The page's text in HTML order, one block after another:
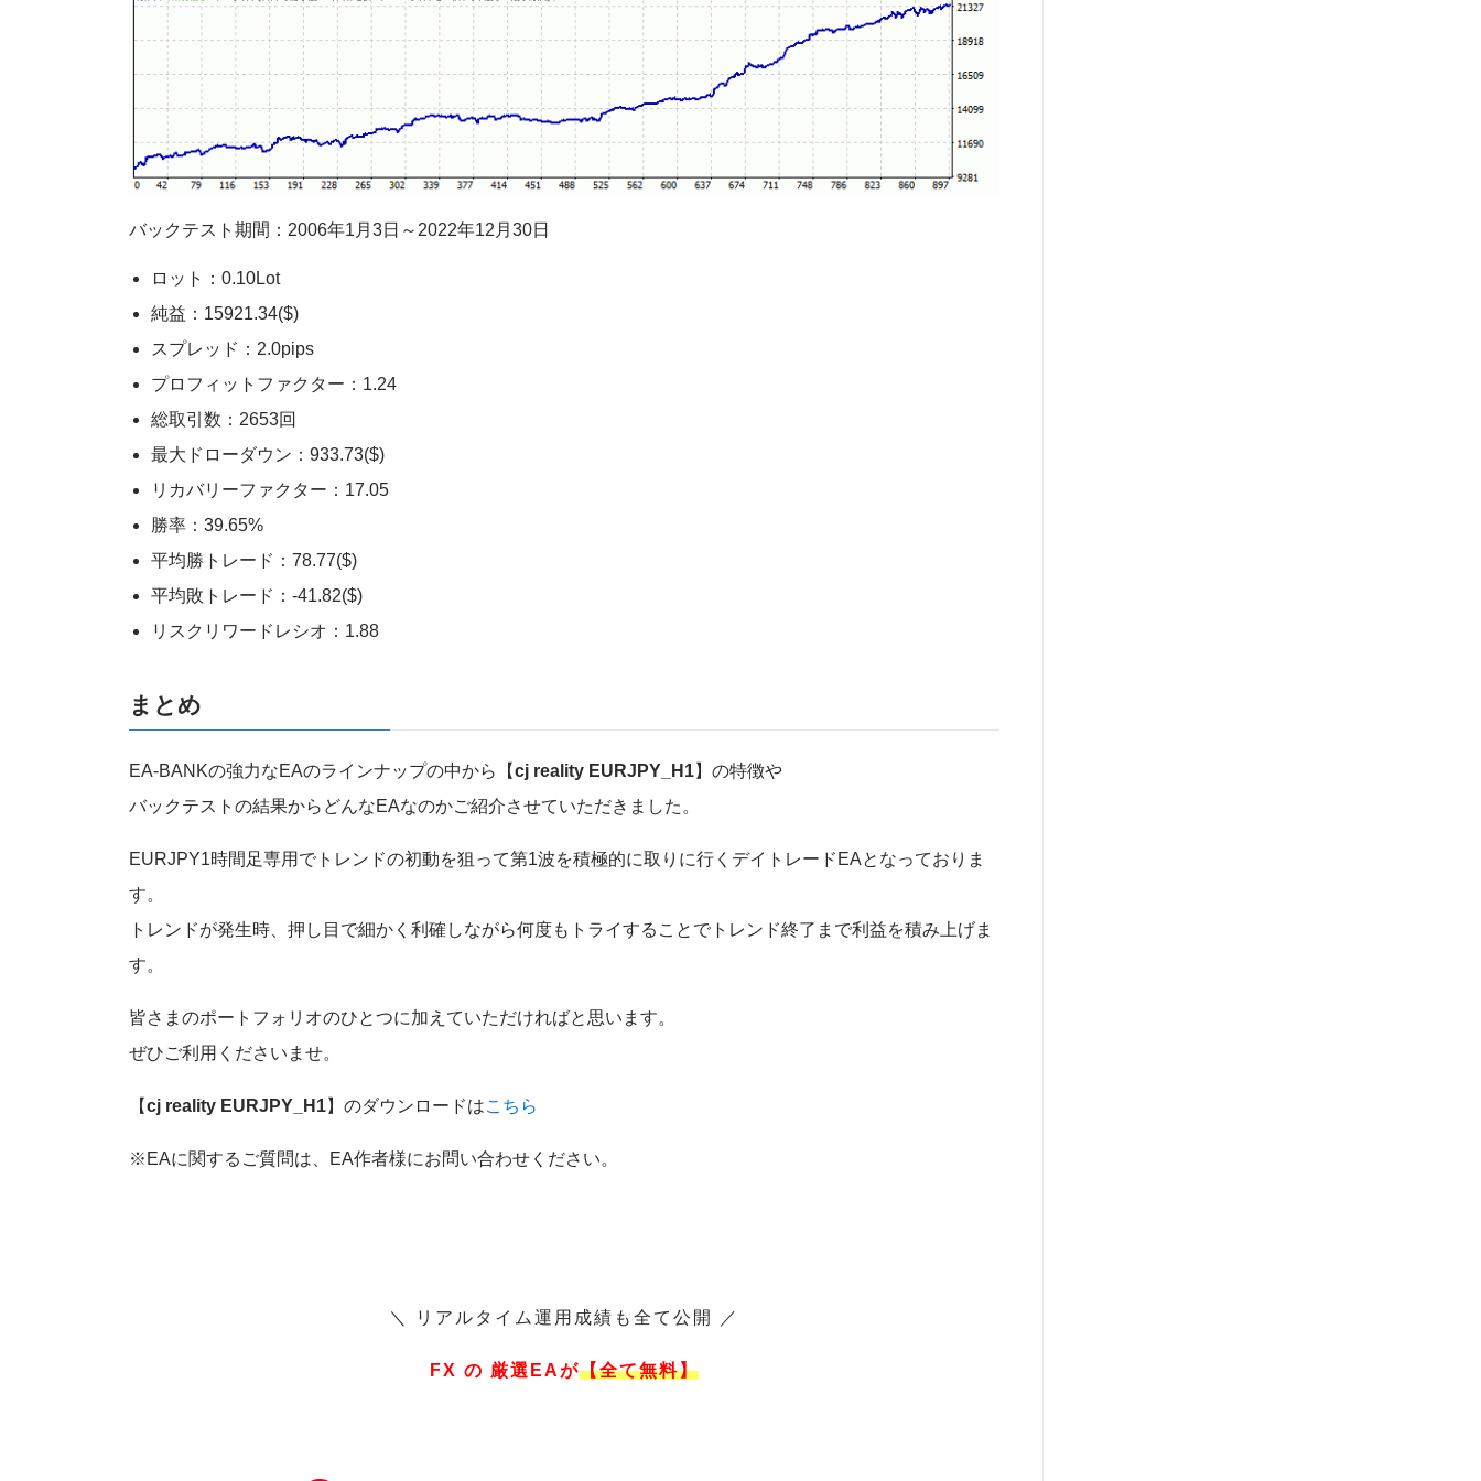
バックテスト期間：2006年1月3日～2022年12月30日
ロット：0.10Lot
純益：15921.34($)
スプレッド：2.0pips
プロフィットファクター：1.24
総取引数：2653回
最大ドローダウン：933.73($)
リカバリーファクター：17.05
勝率：39.65%
平均勝トレード：78.77($)
平均敗トレード：-41.82($)
リスクリワードレシオ：1.88
まとめ
EA-BANKの強力なEAのラインナップの中から【cj reality EURJPY_H1】の特徴や
バックテストの結果からどんなEAなのかご紹介させていただきました。
EURJPY1時間足専用でトレンドの初動を狙って第1波を積極的に取りに行くデイトレードEAとなっておりま
す。
トレンドが発生時、押し目で細かく利確しながら何度もトライすることでトレンド終了まで利益を積み上げま
す。
皆さまのポートフォリオのひとつに加えていただければと思います。
ぜひご利用くださいませ。
【cj reality EURJPY_H1】のダウンロードはこちら
※EAに関するご質問は、EA作者様にお問い合わせください。
＼ リアルタイム運用成績も全て公開 ／
FX の 厳選EAが【全て無料】